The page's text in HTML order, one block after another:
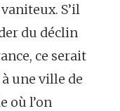
S’il
du déclin
ce serait
une ville de
où l’on